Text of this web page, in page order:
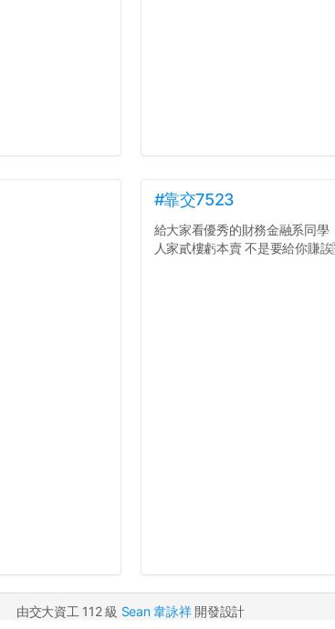
#靠交7523
給大家看優秀的財務金融系同學
人家貳樓虧本賣 不是要給你賺誒
由交大資工 112 級 Sean 韋詠祥開發設計